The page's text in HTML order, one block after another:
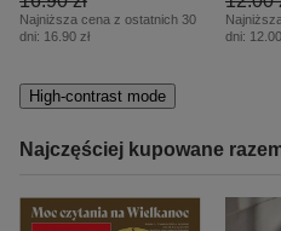
Najniższa cena z ostatnich 30
dni: 16.90 zł
dni:
High-contrast mode
Najczęściej kupowane